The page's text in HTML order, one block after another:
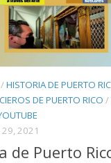
/HISTORIA DE PUERTO
DE PUERTO RICO /
29, 2021
de Puerto